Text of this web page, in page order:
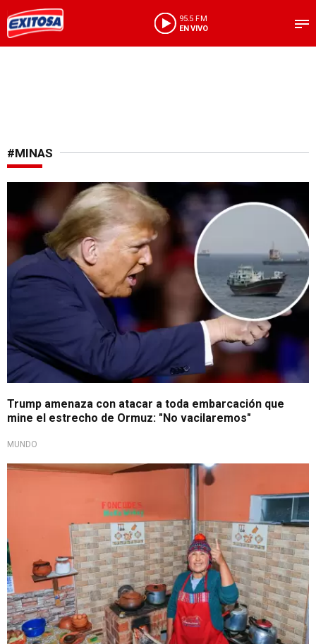
95.5 FM
EN VIVO
#MINAS
Oriente Medio
Trump amenaza con atacar a toda embarcación que
mine el estrecho de Ormuz: "No vacilaremos"
MUNDO
Gran avance económico